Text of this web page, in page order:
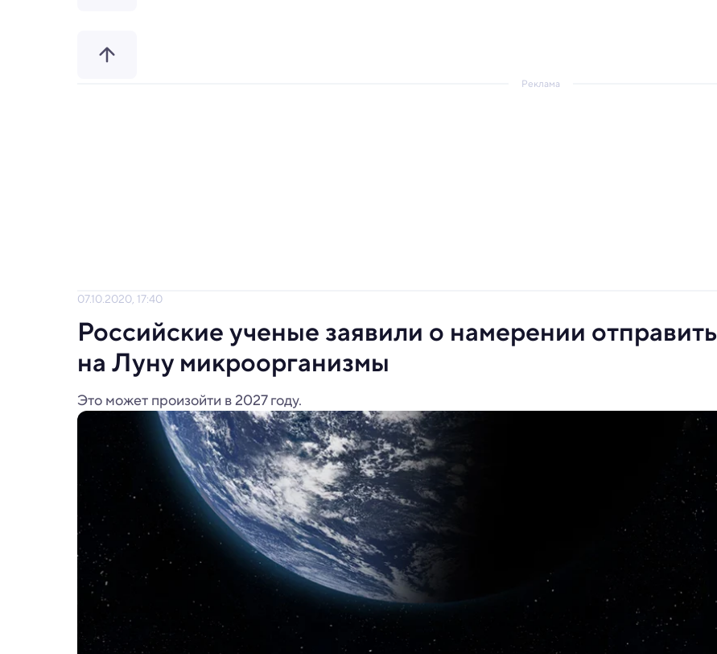
Реклама
07.10.2020, 17:40
Российские ученые заявили о намерении отправить
на Луну микроорганизмы
Это может произойти в 2027 году.